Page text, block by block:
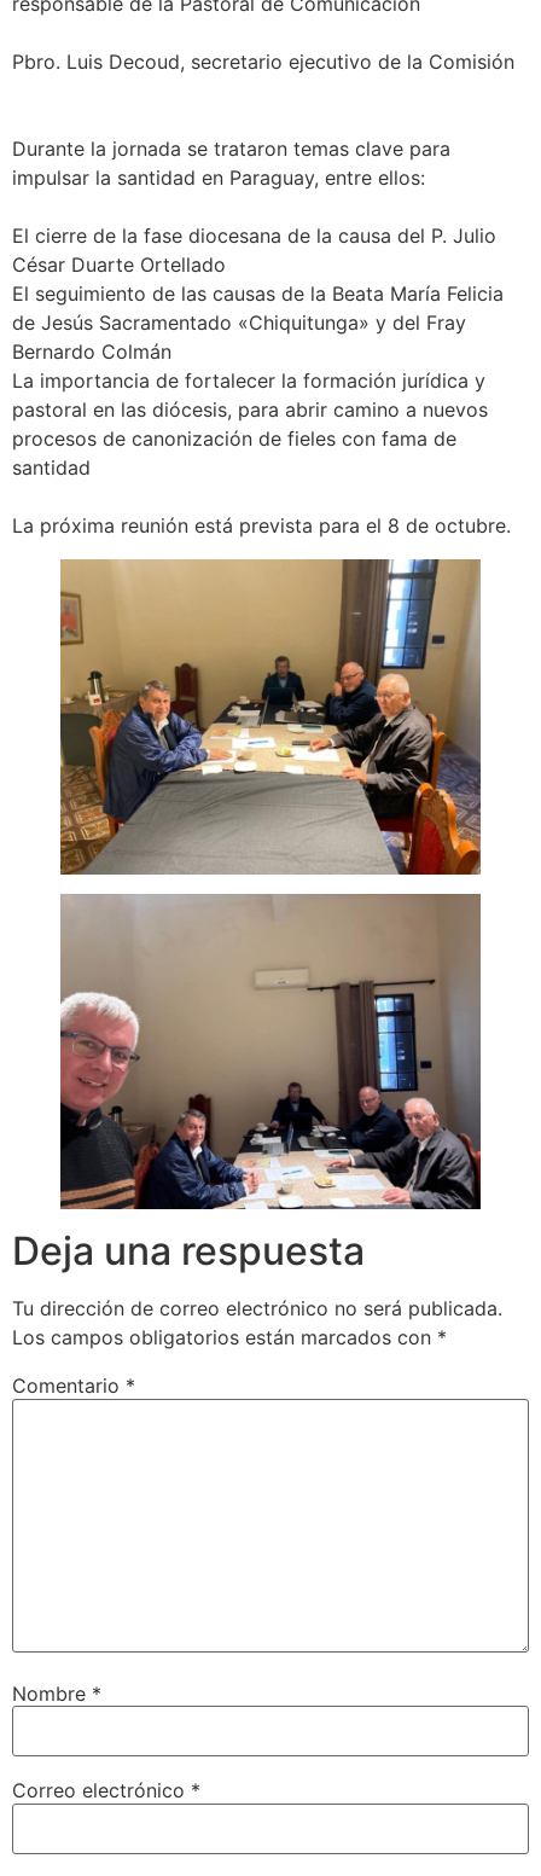
Pbro. Luis Decoud, secretario ejecutivo de la Comisión
Durante la jornada se trataron temas clave para
impulsar la santidad en Paraguay, entre ellos:
El cierre de la fase diocesana de la causa del P. Julio
César Duarte Ortellado
El seguimiento de las causas de la Beata María Felicia
de Jesús Sacramentado «Chiquitunga» y del Fray
Bernardo Colmán
La importancia de fortalecer la formación jurídica y
pastoral en las diócesis, para abrir camino a nuevos
procesos de canonización de fieles con fama de
santidad
La próxima reunión está prevista para el 8 de octubre.
Deja una respuesta
Tu dirección de correo electrónico no será publicada.
Los campos obligatorios están marcados con *
Comentario *
Nombre *
Correo electrónico *